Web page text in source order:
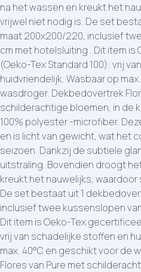
na het wassen en kreukt het
vrijwel niet nodig is. De set
maat 200x200/220, inclusief
cm met hotelsluiting . Dit item
(Oeko-Tex Standard 100): vrij
huidvriendelijk. Wasbaar op
wasdroger. Dekbedovertrek
schilderachtige bloemen, in de
100% polyester -microfiber.
en is licht van gewicht, wat het
seizoen. Dankzij de subtiele
uitstraling. Bovendien droogt
kreukt het nauwelijks,
De set bestaat uit 1
inclusief twee kussenslopen
Dit item is Oeko-Tex
vrij van schadelijke stoffen en
max. 40°C en geschikt voor de
Flores van Pure met